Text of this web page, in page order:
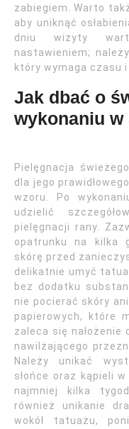
zabiegiem. Warto
aby uniknąć
dniu wizyty
nastawieniem;
który wymaga czasu
Jak dbać o
wykonaniu w
Pielęgnacja
dla jego
wzoru. Po
udzielić
pielęgnacji rany.
opatrunku na kilka
skórę przed
delikatnie umyć
bez dodatku
nie pocierać skóry
papierowych, które
zaleca się
nawilżającego
Należy unikać
słońce oraz kąpieli
najmniej kilka
również unikanie
wokół tatuażu,